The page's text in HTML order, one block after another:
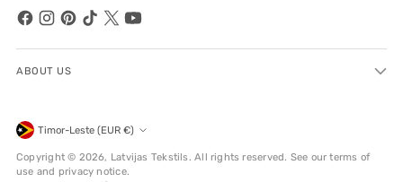
ABOUT US
Currency Timor-Leste (EUR €)
Copyright © 2026, Latvijas Tekstils. All rights reserved. See our terms of
use and privacy notice.